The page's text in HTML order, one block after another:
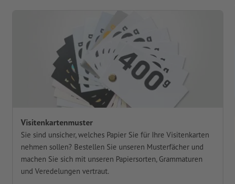
Visitenkartenmuster
Sie sind unsicher, welches Papier Sie für Ihre Visitenkarten
nehmen sollen? Bestellen Sie unseren Musterfächer und
machen Sie sich mit unseren Papiersorten, Grammaturen
und Veredelungen vertraut.